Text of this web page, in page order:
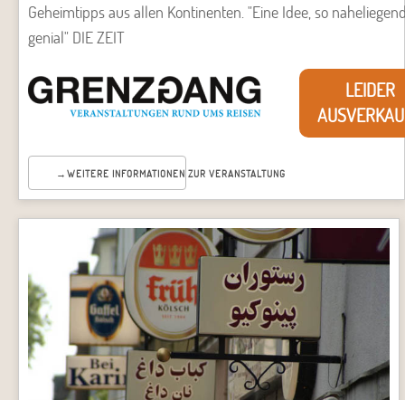
Geheimtipps aus allen Kontinenten. "Eine Idee, so
genial" DIE ZEIT
LEIDER
WEITERE INFORMATIONEN